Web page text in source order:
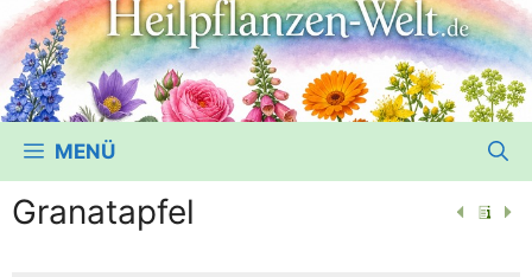
MENÜ
Granatapfel